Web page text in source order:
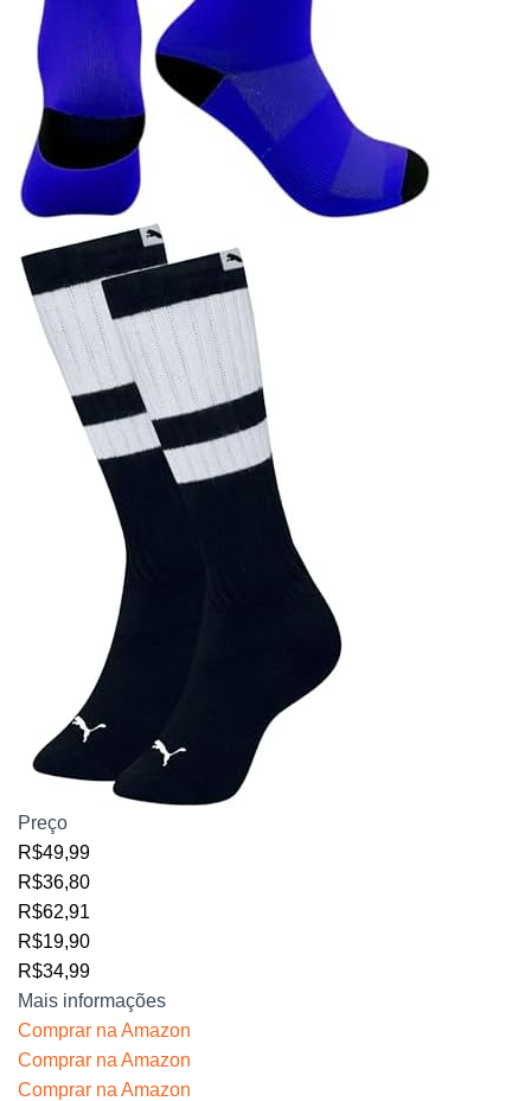
Preço
R$49,99
R$36,80
R$62,91
R$19,90
R$34,99
Mais informações
Comprar na Amazon
Comprar na Amazon
Comprar na Amazon